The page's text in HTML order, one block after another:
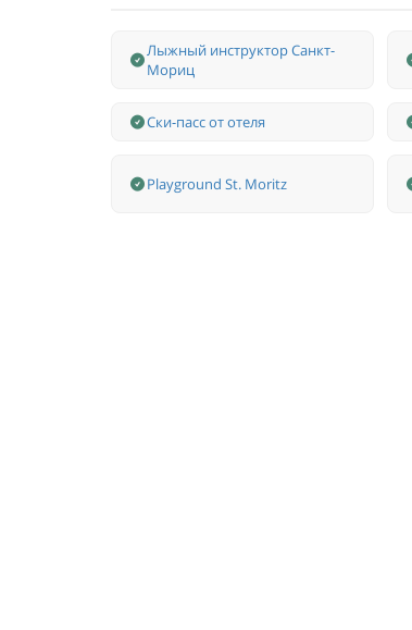
Лыжный инструктор Санкт-
Мориц
Ски-пасс от отеля
Playground St. Moritz